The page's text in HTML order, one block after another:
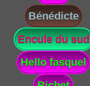
Bénédicte
Encule du sud
Hello fasquel